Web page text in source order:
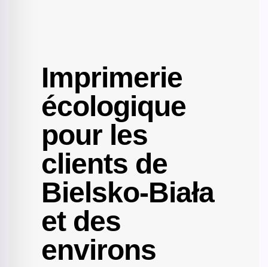
Imprimerie
écologique
pour les
clients de
Bielsko-Biała
et des
environs